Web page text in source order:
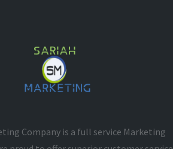
Company is a full service Marketing